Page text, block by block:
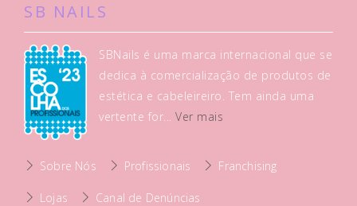
SB NAILS
SBNails é uma marca internacional que se
dedica à comercialização de produtos de
estética e cabeleireiro. Tem ainda uma
vertente for...Ver mais
Sobre Nós Profissionais Franchising
Lojas Canal de Denúncias